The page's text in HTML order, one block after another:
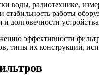
воды, радиотехнике,
стабильность работы
долговечности
эффективности
типы их конструкций,